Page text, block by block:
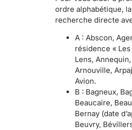
ordre alphabétique,
recherche directe
A : Abscon,
résidence «
Lens,
Arnouville,
Avion.
B : Bagneux,
Beaucaire,
Bernay (date
Beuvry,